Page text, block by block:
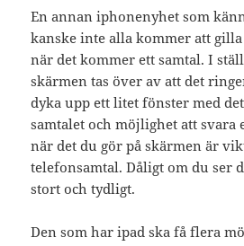
En annan iphonenyhet som
kanske inte alla kommer att
när det kommer ett samtal. I
skärmen tas över av att det
dyka upp ett litet fönster med
samtalet och möjlighet att svara
när det du gör på skärmen är
telefonsamtal. Dåligt om du ser
stort och tydligt.
Den som har ipad ska få flera